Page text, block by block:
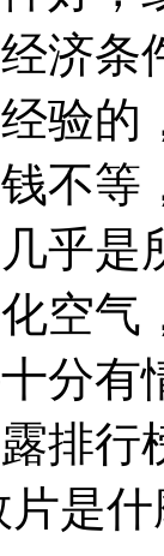
济条
验
不等
乎
空气
分
排行
片是